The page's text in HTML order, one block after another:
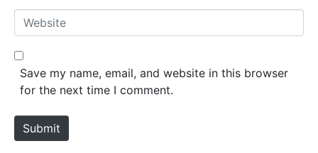
*
a
*
W
e
b
e
Save my name, email, and website in this browser
for the next time I comment.
Submit